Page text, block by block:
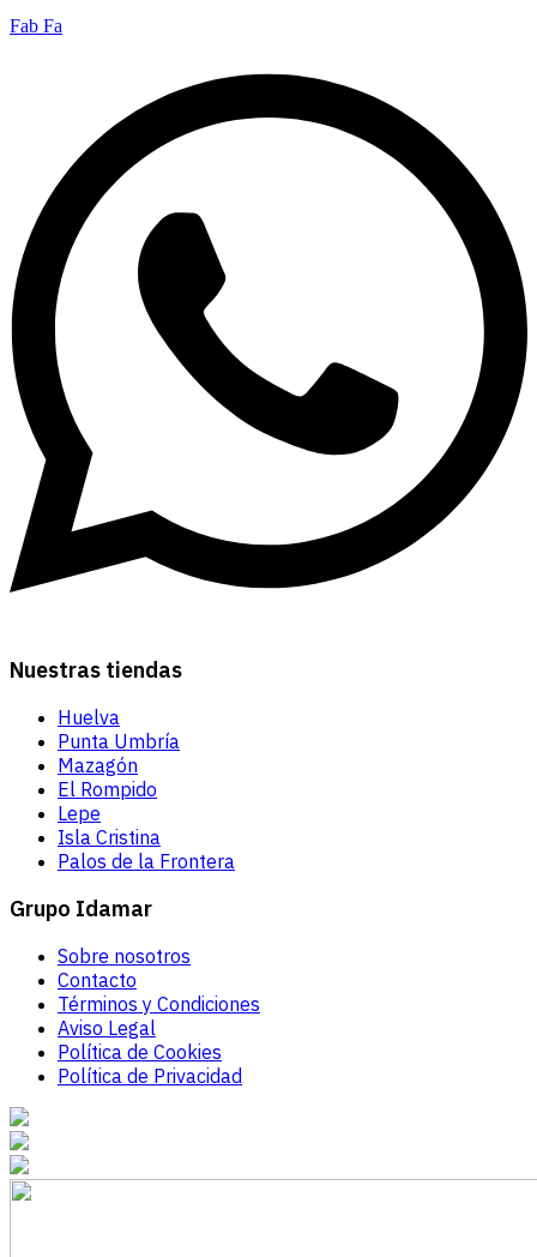
Fab Fa
Nuestras tiendas
Huelva
Punta Umbría
Mazagón
El Rompido
Lepe
Isla Cristina
Palos de la Frontera
Grupo Idamar
Sobre nosotros
Contacto
Términos y Condiciones
Aviso Legal
Política de Cookies
Política de Privacidad